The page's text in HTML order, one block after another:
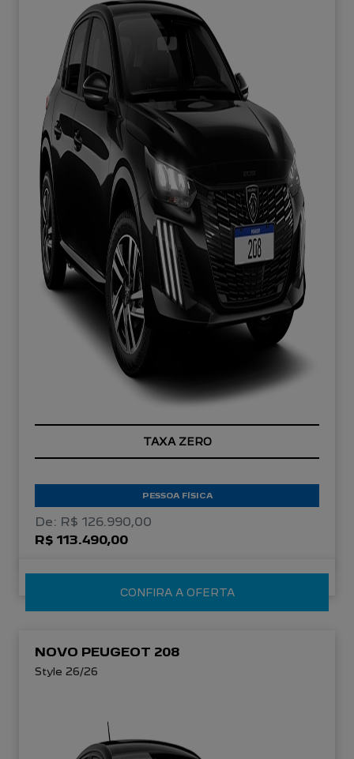
TAXA ZERO
PESSOA FÍSICA
De: R$ 126.990,00
R$ 113.490,00
CONFIRA A OFERTA
NOVO PEUGEOT 208
Style 26/26